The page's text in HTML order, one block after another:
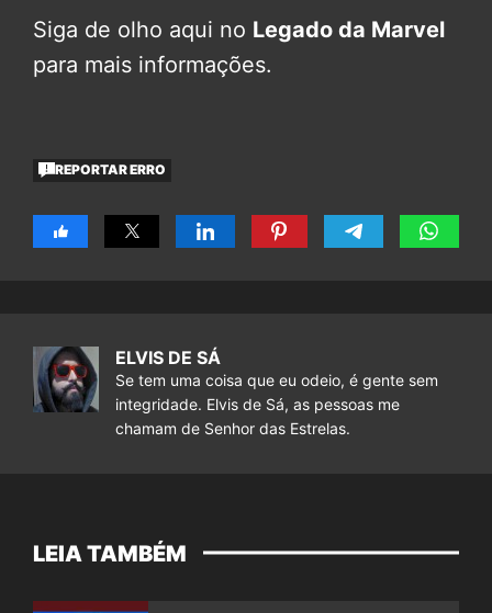
Siga de olho aqui no Legado da Marvel
para mais informações.
REPORTAR ERRO
ELVIS DE SÁ
Se tem uma coisa que eu odeio, é gente sem
integridade. Elvis de Sá, as pessoas me
chamam de Senhor das Estrelas.
LEIA TAMBÉM